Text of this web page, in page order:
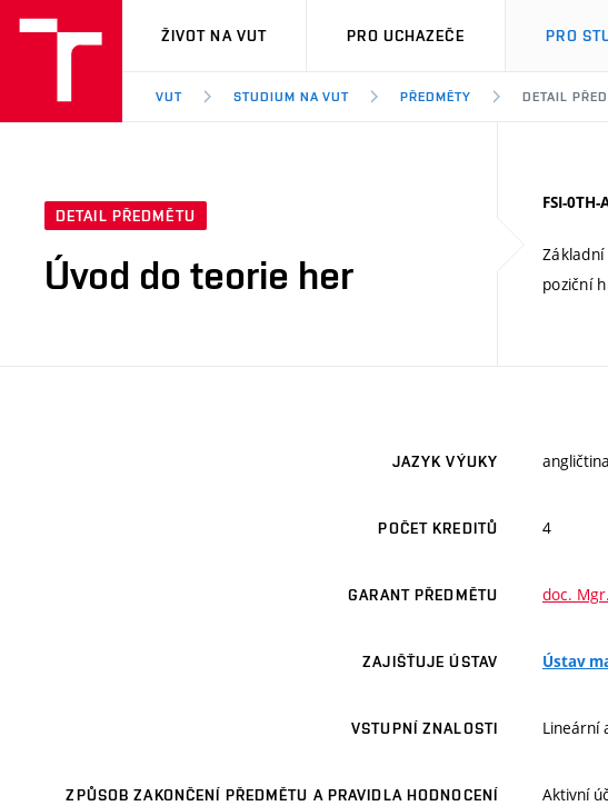
VUT
ŽIVOT NA VUT PRO UCHAZEČE PRO
VUT STUDIUM NA VUT PŘEDMĚTY DETAIL
DETAIL PŘEDMĚTU
Úvod do teorie her
FSI-0TH-
poziční
JAZYK VÝUKY angličtina
POČET KREDITŮ 4
GARANT PŘEDMĚTU doc.
ZAJIŠŤUJE ÚSTAV Ústav
VSTUPNÍ ZNALOSTI Lineární
ZPŮSOB ZAKONČENÍ PŘEDMĚTU A PRAVIDLA HODNOCENÍ
Aktivní